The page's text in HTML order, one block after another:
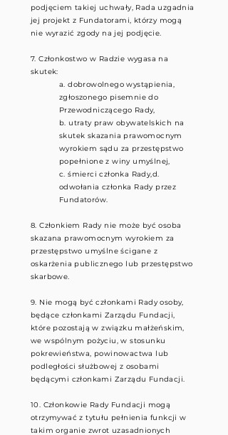
podjęciem takiej uchwały, Rada uzgadnia
jej projekt z Fundatorami, którzy mogą
nie wyrazić zgody na jej podjęcie.
7. Członkostwo w Radzie wygasa na
skutek:
a. dobrowolnego wystąpienia,
zgłoszonego pisemnie do
Przewodniczącego Rady,
b. utraty praw obywatelskich na
skutek skazania prawomocnym
wyrokiem sądu za przestępstwo
popełnione z winy umyślnej,
c. śmierci członka Rady,d.
odwołania członka Rady przez
Fundatorów.
8. Członkiem Rady nie może być osoba
skazana prawomocnym wyrokiem za
przestępstwo umyślne ścigane z
oskarżenia publicznego lub przestępstwo
skarbowe.
9. Nie mogą być członkami Rady osoby,
będące członkami Zarządu Fundacji,
które pozostają w związku małżeńskim,
we wspólnym pożyciu, w stosunku
pokrewieństwa, powinowactwa lub
podległości służbowej z osobami
będącymi członkami Zarządu Fundacji.
10. Członkowie Rady Fundacji mogą
otrzymywać z tytułu pełnienia funkcji w
takim organie zwrot uzasadnionych